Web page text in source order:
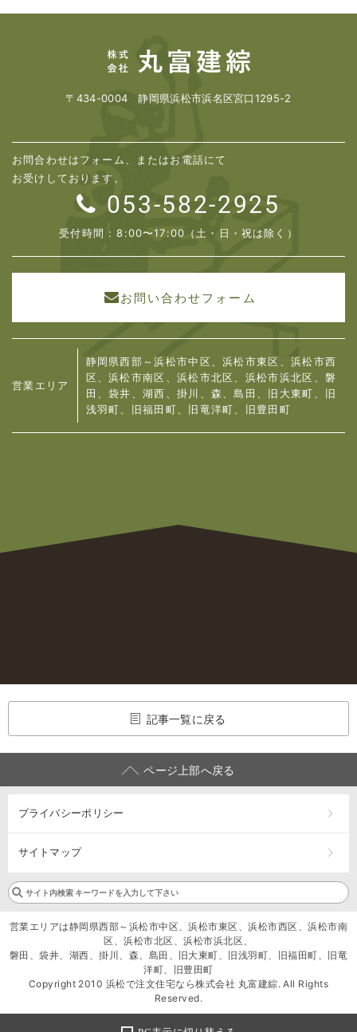
〒434-0004 静岡県浜松市浜名区宮口1295-2
お問合わせはフォーム、またはお電話にて
お受けしております。
053-582-2925
受付時間 : 8:00〜17:00（土・日・祝は除く）
お問い合わせフォーム
営業エリア
静岡県西部～浜松市中区、浜松市東区、浜松市西
区、浜松市南区、浜松市北区、浜松市浜北区、 磐
田、袋井、湖西、掛川、森、島田、旧大東町、旧
浅羽町、旧福田町、旧竜洋町、旧豊田町
記事一覧に戻る
ページ上部へ戻る
プライバシーポリシー
サイトマップ
営業エリアは静岡県西部～浜松市中区、浜松市東区、浜松市西区、浜松市南
区、浜松市北区、浜松市浜北区、
磐田、袋井、湖西、掛川、森、島田、旧大東町、旧浅羽町、旧福田町、旧竜
洋町、旧豊田町
Copyright 2010 浜松で注文住宅なら株式会社 丸富建綜. All Rights
Reserved.